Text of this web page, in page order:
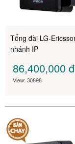
Tổng đài LG-
nhánh IP
86,400,000đ
View: 30898